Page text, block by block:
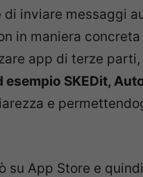
di inviare messaggi
in maniera
app di terze
esempio SKEDit,
e
su App Store e